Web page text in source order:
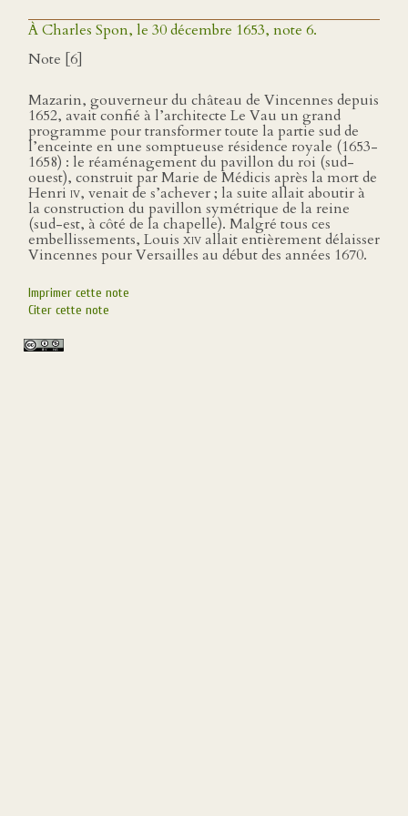
À Charles Spon, le 30 décembre 1653, note 6.
Note [6]
Mazarin, gouverneur du château de Vincennes depuis
1652, avait confié à l’architecte Le Vau un grand
programme pour transformer toute la partie sud de
l’enceinte en une somptueuse résidence royale (1653-
1658) : le réaménagement du pavillon du roi (sud-
ouest), construit par Marie de Médicis après la mort de
Henri iv, venait de s’achever ; la suite allait aboutir à
la construction du pavillon symétrique de la reine
(sud-est, à côté de la chapelle). Malgré tous ces
embellissements, Louis xivallait entièrement délaisser
Vincennes pour Versailles au début des années 1670.
Imprimer cette note
Citer cette note